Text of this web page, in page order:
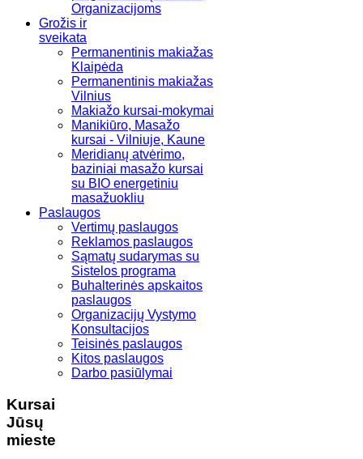
Organizacijoms
Grožis ir
sveikata
Permanentinis makiažas
Klaipėda
Permanentinis makiažas
Vilnius
Makiažo kursai-mokymai
Manikiūro, Masažo
kursai - Vilniuje, Kaune
Meridianų atvėrimo,
baziniai masažo kursai
su BIO energetiniu
masažuokliu
Paslaugos
Vertimų paslaugos
Reklamos paslaugos
Sąmatų sudarymas su
Sistelos programa
Buhalterinės apskaitos
paslaugos
Organizacijų Vystymo
Konsultacijos
Teisinės paslaugos
Kitos paslaugos
Darbo pasiūlymai
Kursai
Jūsų
mieste